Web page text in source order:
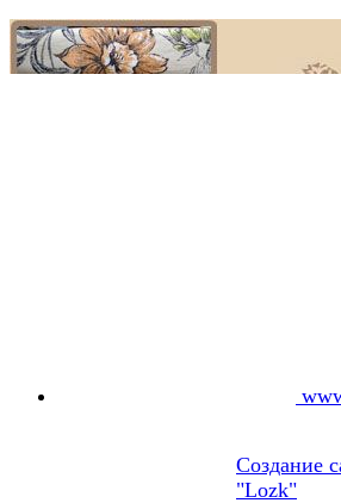
Создание
"Lozk"